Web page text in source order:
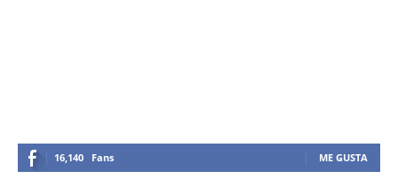
16,140 Fans ME GUSTA